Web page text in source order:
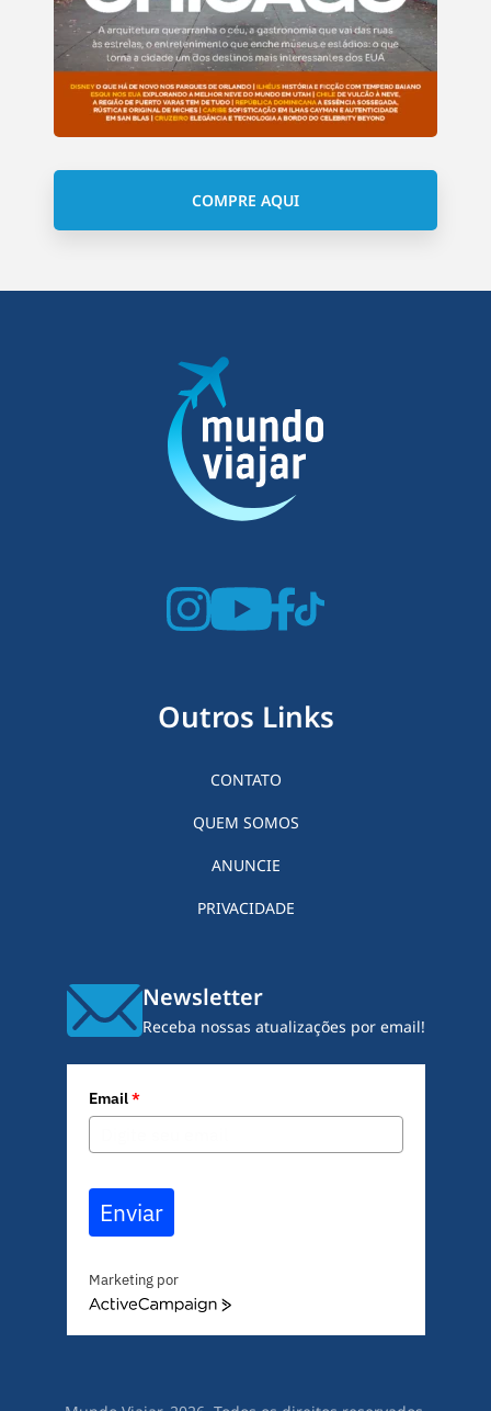
COMPRE AQUI
Outros Links
CONTATO
QUEM SOMOS
ANUNCIE
PRIVACIDADE
Newsletter
Receba nossas atualizações por email!
Email*
Enviar
Marketing por
A